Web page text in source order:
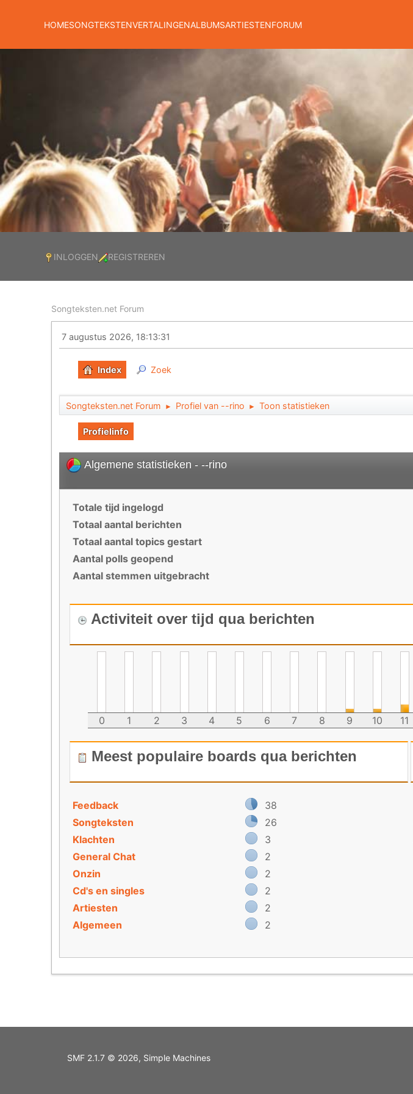
HOMESONGTEKSTENVERTALINGENALBUMSARTIESTENFORUM
INLOGGEN REGISTREREN
Songteksten.net Forum
7 augustus 2026, 18:13:31
Index Zoek
Songteksten.net Forum ► Profiel van --rino ► Toon statistieken
Profielinfo
Algemene statistieken - --rino
Totale tijd ingelogd
Totaal aantal berichten
Totaal aantal topics gestart
Aantal polls geopend
Aantal stemmen uitgebracht
Activiteit over tijd qua berichten
0 1 2 3 4 5 6 7 8 9 10 11
Meest populaire boards qua berichten
Feedback
38
Songteksten
26
Klachten
3
General Chat
2
Onzin
2
Cd's en singles
2
Artiesten
2
Algemeen
2
SMF 2.1.7 © 2026, Simple Machines